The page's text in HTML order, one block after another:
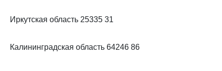
Иркутская область 25335 31
Калининградская область 64246 86